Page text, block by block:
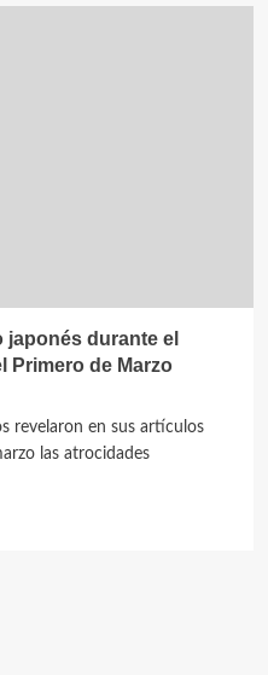
durante el
Primero de Marzo
revelaron en sus artículos
las atrocidades